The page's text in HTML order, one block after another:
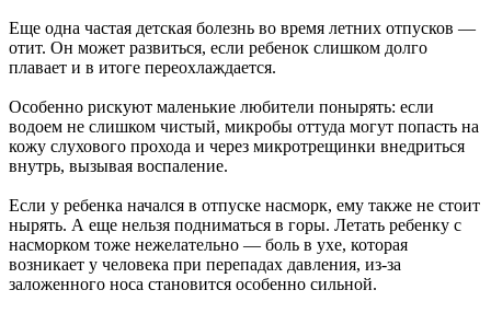
Еще одна частая детская болезнь во время летних отпусков —
отит. Он может развиться, если ребенок слишком долго
плавает и в итоге переохлаждается.
Особенно рискуют маленькие любители понырять: если
водоем не слишком чистый, микробы оттуда могут попасть на
кожу слухового прохода и через микротрещинки внедриться
внутрь, вызывая воспаление.
Если у ребенка начался в отпуске насморк, ему также не стоит
нырять. А еще нельзя подниматься в горы. Летать ребенку с
насморком тоже нежелательно — боль в ухе, которая
возникает у человека при перепадах давления, из-за
заложенного носа становится особенно сильной.